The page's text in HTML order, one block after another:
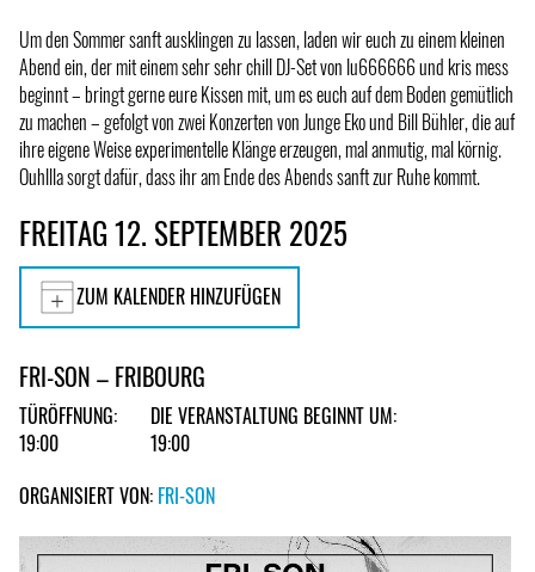
Um den Sommer sanft ausklingen zu lassen, laden wir euch zu einem kleinen
Abend ein, der mit einem sehr sehr chill DJ-Set von lu666666 und kris mess
beginnt – bringt gerne eure Kissen mit, um es euch auf dem Boden gemütlich
zu machen – gefolgt von zwei Konzerten von Junge Eko und Bill Bühler, die auf
ihre eigene Weise experimentelle Klänge erzeugen, mal anmutig, mal körnig.
Ouhllla sorgt dafür, dass ihr am Ende des Abends sanft zur Ruhe kommt.
FREITAG 12. SEPTEMBER 2025
ZUM KALENDER HINZUFÜGEN
FRI-SON – FRIBOURG
TÜRÖFFNUNG:
19:00
DIE VERANSTALTUNG BEGINNT UM:
19:00
ORGANISIERT VON: FRI-SON